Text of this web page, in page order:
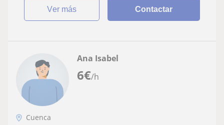
ver más Contactar
6€/h
Ana Isabel
Cuenca